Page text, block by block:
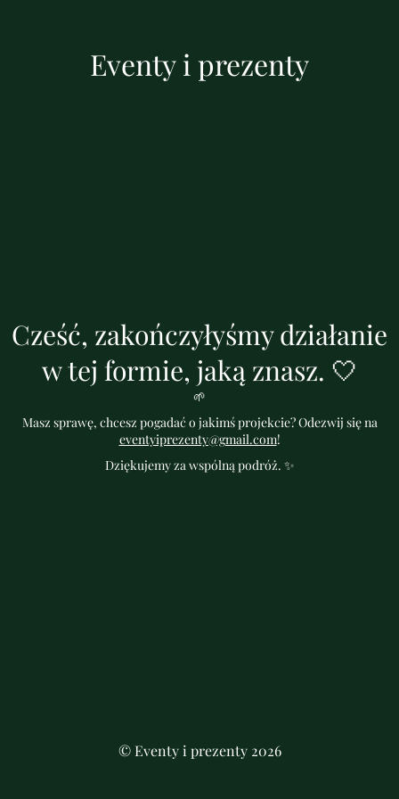
Eventy i prezenty
Cześć, zakończyłyśmy działanie
w tej formie, jaką znasz. 🤍
🌱
Masz sprawę, chcesz pogadać o jakimś projekcie? Odezwij się na
eventyiprezenty@gmail.com!
Dziękujemy za wspólną podróż. ✨
© Eventy i prezenty 2026